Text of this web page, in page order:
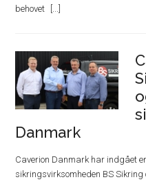
behovet
Danmark
Caverion Danmark har indgået
sikringsvirksomheden BS Sikring